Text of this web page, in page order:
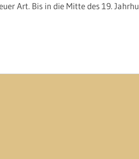
Art. Bis in die Mitte des 19.